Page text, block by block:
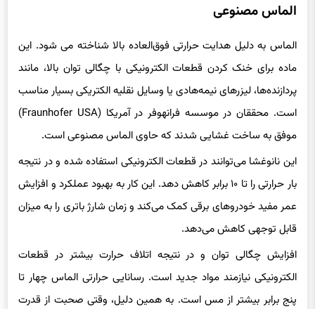
الماس مصنوعی
الماس به دلیل هدایت حرارتی فوق‌العاده بالا شناخته می شود. این
ماده برای خنک کردن قطعات الکترونیکی با چگالی توان بالا، مانند
پردازنده‌ها، لیزرهای نیمه‌هادی یا وسایل نقلیه الکتریکی بسیار مناسب
است. محققان در موسسه فرانهوفر در آمریکا (Fraunhofer USA)
موفق به ساخت غشایی شدند که حاوی الماس مصنوعی است.
این نانوغشا می‌توانند در قطعات الکترونیکی استفاده شده و در نتیجه
بار حرارتی را تا ۱۰ برابر کاهش دهد. این کار به بهبود عملکرد و افزایش
عمر مفید خودروهای برقی کمک می‌کند و زمان شارژ باتری را به میزان
قابل توجهی کاهش می‌دهد.
افزایش چگالی توان و در نتیجه اتلاف حرارت بیشتر در قطعات
الکترونیکی نیازمند مواد جدید است. رسانایی حرارتی الماس چهار تا
پنج برابر بیشتر از مس است. به همین دلیل، وقتی صحبت از قدرت